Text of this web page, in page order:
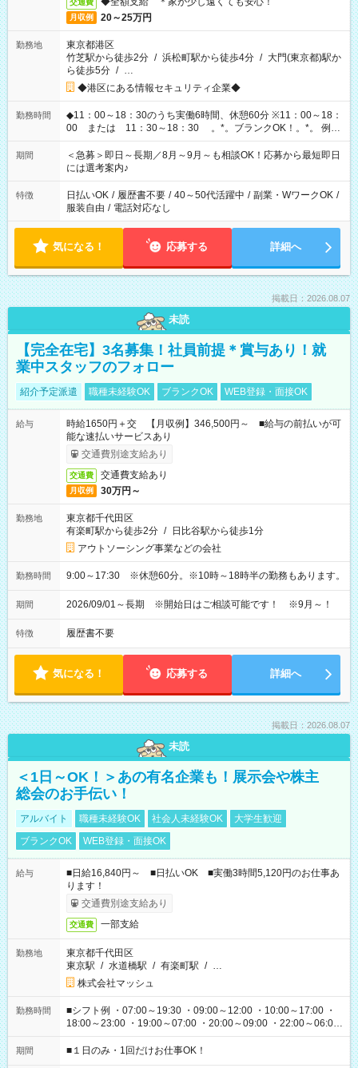
交通費
月収例 20～25万円
勤務地
東京都港区
竹芝駅から徒歩2分 / 浜松町駅から徒歩4分 / 大門(東京都)駅か
ら徒歩5分 / …
◆港区にある情報セキュリティ企業◆
勤務時間
◆11：00～18：30のうち実働6時間、休憩60分 ※11：00～18：
00 または 11：30～18：30 。*。ブランクOK！。*。 例え
ば前職が、 在宅/財団法人/事務/コールセンター/受付/販売/カフェ
スタッフ スイーツ販売/ホテルフロント/化粧品販売/など 様々な
業界から入社して活躍されています♪
期間
＜急募＞即日～長期／8月～9月～も相談OK！応募から最短即日
には選考案内♪
特徴 日払いOK / 履歴書不要 / 40～50代活躍中 / 副業・WワークOK /
服装自由 / 電話対応なし
気になる！ 応募する 詳細へ
掲載日：2026.08.07
未読
【完全在宅】3名募集！社員前提＊賞与あり！就
業中スタッフのフォロー
紹介予定派遣 職種未経験OK ブランクOK WEB登録・面接OK
給与
時給1650円＋交 【月収例】346,500円～ ■給与の前払いが可
能な速払いサービスあり
交通費別途支給あり
交通費 交通費支給あり
月収例 30万円～
勤務地
東京都千代田区
有楽町駅から徒歩2分 / 日比谷駅から徒歩1分
アウトソーシング事業などの会社
勤務時間 9:00～17:30 ※休憩60分。※10時～18時半の勤務もあります。
期間 2026/09/01～長期 ※開始日はご相談可能です！ ※9月～！
特徴 履歴書不要
気になる！ 応募する 詳細へ
掲載日：2026.08.07
未読
＜1日～OK！＞あの有名企業も！展示会や株主
総会のお手伝い！
アルバイト 職種未経験OK 社会人未経験OK
大学生歓迎
ブランクOK
WEB登録・面接OK
給与
■日給16,840円～ ■日払いOK ■実働3時間5,120円のお仕事あ
ります！
交通費別途支給あり
交通費 一部支給
勤務地
東京都千代田区
東京駅 / 水道橋駅 / 有楽町駅 / …
株式会社マッシュ
勤務時間
■シフト例 ・07:00～19:30 ・09:00～12:00 ・10:00～17:00 ・
18:00～23:00 ・19:00～07:00 ・20:00～09:00 ・22:00～06:00
etc ★最短で3時間で5,120円のお仕事から 15時間で2万円近く稼
げるお仕事も！ ご希望のお時間に合わせてご紹介！ ※シフトは
期間 ■１日のみ・1回だけお仕事OK！